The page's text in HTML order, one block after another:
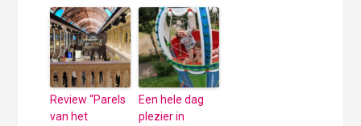
Review “Parels
van het
Een hele dag
plezier in